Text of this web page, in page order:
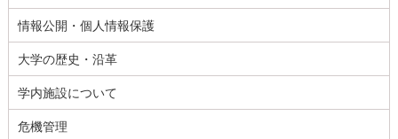
情報公開・個人情報保護
大学の歴史・沿革
学内施設について
危機管理